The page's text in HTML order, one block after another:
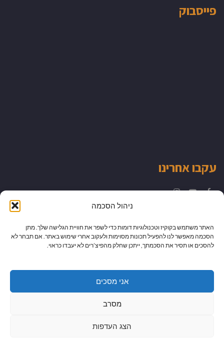
ניהול הסכמה
האתר משתמש בקוקיז וטכנולוגיות דומות כדי לשפר את חוויית הגלישה שלך. מתן
הסכמה מאפשר לנו להפעיל תכונות מסוימות ולעקוב אחרי שימוש באתר. אם תבחר לא
להסכים או תסיר את הסכמתך, ייתכן שחלק מהפיצ’רים לא יעבדו כראוי.
אני מסכים
מסרב
הצג העדפות
פייסבוק
עקבו אחרינו